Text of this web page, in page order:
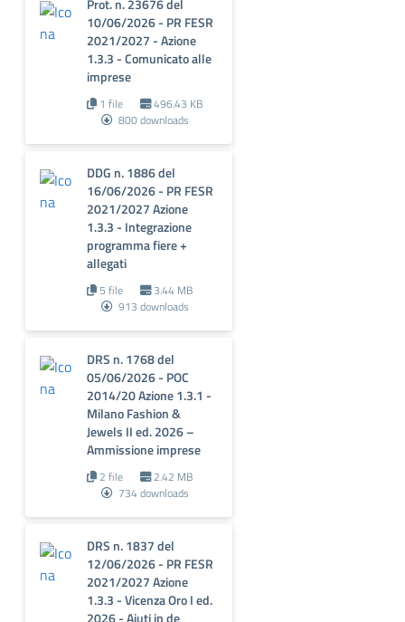
Prot. n. 23676 del
10/06/2026 - PR FESR
2021/2027 - Azione
1.3.3 - Comunicato alle
imprese
1 file
496.43 KB
800 downloads
DDG n. 1886 del
16/06/2026 - PR FESR
2021/2027 Azione
1.3.3 - Integrazione
programma fiere +
allegati
5 file
3.44 MB
913 downloads
DRS n. 1768 del
05/06/2026 - POC
2014/20 Azione 1.3.1 -
Milano Fashion &
Jewels II ed. 2026 –
Ammissione imprese
2 file
2.42 MB
734 downloads
DRS n. 1837 del
12/06/2026 - PR FESR
2021/2027 Azione
1.3.3 - Vicenza Oro I ed.
2026 - Aiuti in de